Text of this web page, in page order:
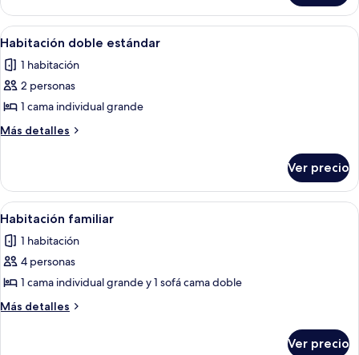
doble
clásica
Abrir
todas
las
fotos
de
Habitación
Una habitación de hotel con cama,
3
Habitación doble estándar
1 habitación
2 personas
1 cama individual grande
Más detalles
Más
doble
estándar
Ver precio
Abrir
todas
las
fotos
de
Habitación
Un dormitorio ordenado con una
1
Habitación familiar
1 habitación
4 personas
1 cama individual grande y 1 sofá cama doble
Más detalles
Más
Ver precio